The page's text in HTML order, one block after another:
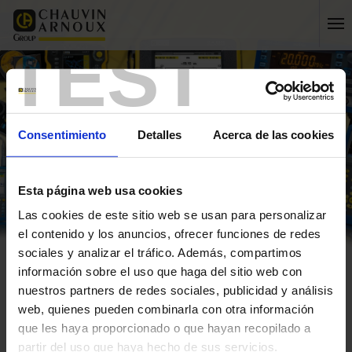
TEST
Consentimiento Detalles Acerca de las cookies
Esta página web usa cookies
Las cookies de este sitio web se usan para personalizar
el contenido y los anuncios, ofrecer funciones de redes
sociales y analizar el tráfico. Además, compartimos
información sobre el uso que haga del sitio web con
nuestros partners de redes sociales, publicidad y análisis
web, quienes pueden combinarla con otra información
que les haya proporcionado o que hayan recopilado a
partir del uso que haya hecho de sus servicios.
Inicio Mi cuenta Mi información
iniciar sesión
crear una nueva cuenta